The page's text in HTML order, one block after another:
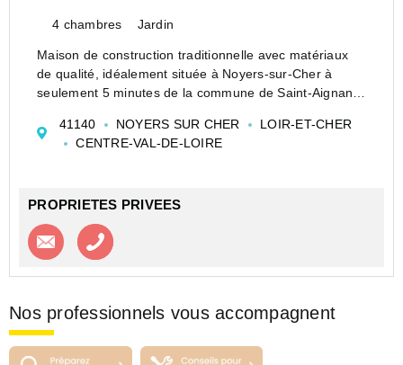
4 chambres Jardin
Maison de construction traditionnelle avec matériaux
de qualité, idéalement située à Noyers-sur-Cher à
seulement 5 minutes de la commune de Saint-Aignan-
la gare ferroviaire, permettant un accès pour Paris vi...
41140 NOYERS SUR CHER
LOIR-ET-CHER
CENTRE-VAL-DE-LOIRE
PROPRIETES PRIVEES
Contacter l'agence
Nos professionnels vous accompagnent